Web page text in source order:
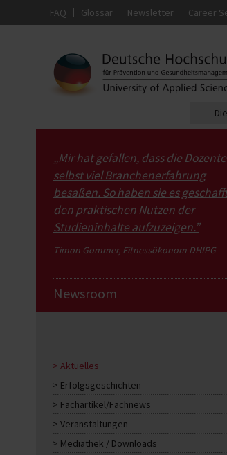
FAQ Glossar Newsletter Career
„Mir hat gefallen, dass die
selbst viel Branchenerfahrung
besaßen. So haben sie es
den praktischen Nutzen der
Studieninhalte aufzuzeigen.”
Timon Gommer, Fitnessökonom DHfPG
Newsroom
Aktuelles
Erfolgsgeschichten
Fachartikel/Fachnews
Veranstaltungen
Mediathek / Downloads